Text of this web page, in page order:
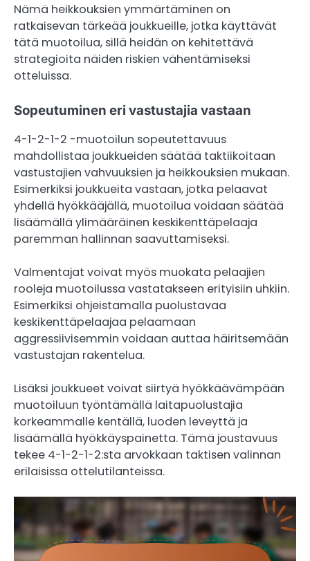
Nämä heikkouksien ymmärtäminen on
ratkaisevan tärkeää joukkueille, jotka käyttävät
tätä muotoilua, sillä heidän on kehitettävä
strategioita näiden riskien vähentämiseksi
otteluissa.
Sopeutuminen eri vastustajia vastaan
4-1-2-1-2 -muotoilun sopeutettavuus
mahdollistaa joukkueiden säätää taktiikoitaan
vastustajien vahvuuksien ja heikkouksien mukaan.
Esimerkiksi joukkueita vastaan, jotka pelaavat
yhdellä hyökkääjällä, muotoilua voidaan säätää
lisäämällä ylimääräinen keskikenttäpelaaja
paremman hallinnan saavuttamiseksi.
Valmentajat voivat myös muokata pelaajien
rooleja muotoilussa vastatakseen erityisiin uhkiin.
Esimerkiksi ohjeistamalla puolustavaa
keskikenttäpelaajaa pelaamaan
aggressiivisemmin voidaan auttaa häiritsemään
vastustajan rakentelua.
Lisäksi joukkueet voivat siirtyä hyökkäävämpään
muotoiluun työntämällä laitapuolustajia
korkeammalle kentällä, luoden leveyttä ja
lisäämällä hyökkäyspainetta. Tämä joustavuus
tekee 4-1-2-1-2:sta arvokkaan taktisen valinnan
erilaisissa ottelutilanteissa.